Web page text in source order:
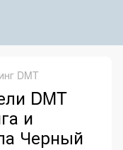
DMT
DMT
и
Черный